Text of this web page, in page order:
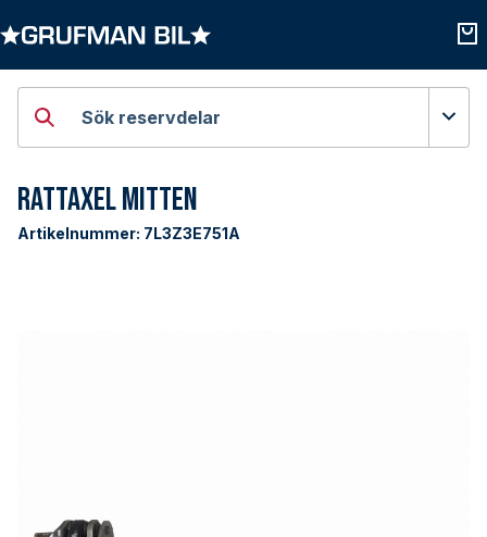
Sök reservdelar
Rattaxel Mitten
Artikelnummer: 7L3Z3E751A